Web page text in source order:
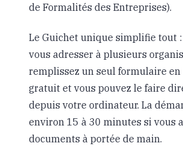
de Formalités des Entreprises).
Le Guichet unique simplifie tout
vous adresser à plusieurs
remplissez un seul formulaire en
gratuit et vous pouvez le faire
depuis votre ordinateur. La
environ 15 à 30 minutes si vous
documents à portée de main.